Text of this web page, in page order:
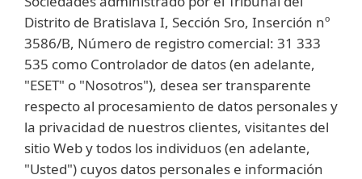
Distrito de Bratislava I, Sección Sro, Inserción nº
3586/B, Número de registro comercial: 31 333
535 como Controlador de datos (en adelante,
"ESET" o "Nosotros"), desea ser transparente
respecto al procesamiento de datos personales y
la privacidad de nuestros clientes, visitantes del
sitio Web y todos los individuos (en adelante,
"Usted") cuyos datos personales e información